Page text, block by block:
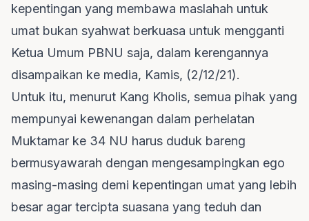
kepentingan yang membawa maslahah untuk
umat bukan syahwat berkuasa untuk mengganti
Ketua Umum PBNU saja, dalam kerengannya
disampaikan ke media, Kamis, (2/12/21).
Untuk itu, menurut Kang Kholis, semua pihak yang
mempunyai kewenangan dalam perhelatan
Muktamar ke 34 NU harus duduk bareng
bermusyawarah dengan mengesampingkan ego
masing-masing demi kepentingan umat yang lebih
besar agar tercipta suasana yang teduh dan